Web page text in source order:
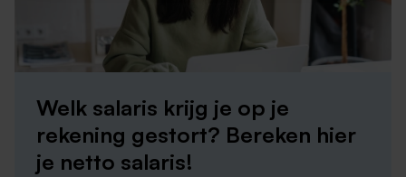
Orderpicker vacatures Maastricht
Orderpicker vacatures Weert
Orderpicker vacatures Venray
Orderpicker vacatures Venlo
Orderpicker vacatures Sittard
Orderpicker vacatures Roermond
Welk salaris krijg je op je
rekening gestort? Bereken hier
je netto salaris!